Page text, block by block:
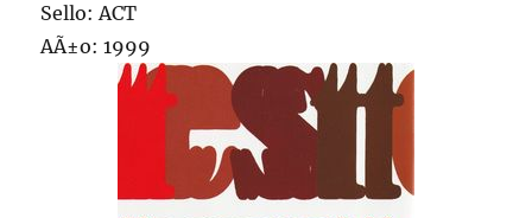
Sello: ACT
AÃ±o: 1999